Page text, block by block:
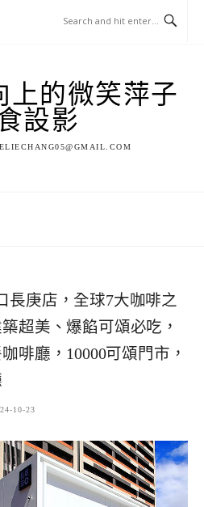
上的微笑萍子
設影
長庚店，全球7大咖啡之
超美、爆餡可頌必吃，
啡廳，10000可頌門市，
10-23